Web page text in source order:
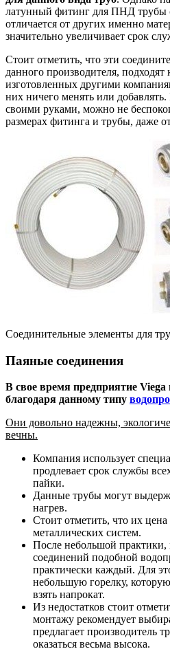
латунный фитинг для ПНД трубы
отличается от других именно
значительно увеличивает срок
Стоит отметить, что эти
данного производителя,
изготовленных другими
них ничего менять или
своими руками, можно не
размерах фитинга и трубы, даже
Соединительные элементы для
Паяные соединения
В свое время предприятие
благодаря данному типу
Они довольно надежны,
вечны.
Компания использует
продлевает срок службы
пайки.
Данные трубы могут
нагрев.
Стоит отметить, что их
металлических систем.
После небольшой практики,
соединений подобной
практически каждый. Для
небольшую горелку,
взять напрокат.
Из недостатков стоит
монтажу рекомендует
предлагает производитель
оказаться весьма высока.